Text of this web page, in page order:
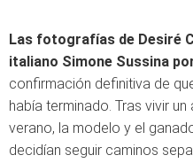
Las fotografías de Desiré
italiano Simone Sussina
confirmación definitiva de
había terminado. Tras vivir
verano, la modelo y el
decidían seguir caminos